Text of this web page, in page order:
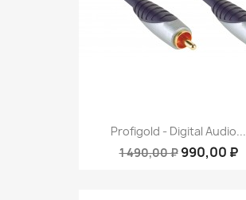
Profigold - Digital Audio...
1 490,00 ₽ 990,00 ₽